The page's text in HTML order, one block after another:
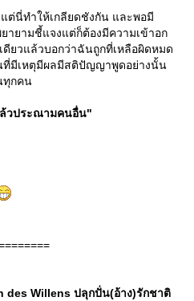
นี่ทำให้เกลียดชังกัน และพอมี
ยามชี้แจงแต่ก็ต้องมีความเข้าอก
ดียวแล้วบอกว่าฉันถูกที่เหลือผิดหมด
ที่มีเหตุมีผลมีสติปัญญาพูดอย่างนั้น
ทุกคน
วประณามคนอื่น"
Willens ปลุกปั่น(อ้าง)รักชาติ